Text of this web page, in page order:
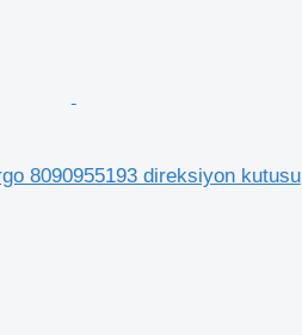
8090955193 direksiyon kutusu